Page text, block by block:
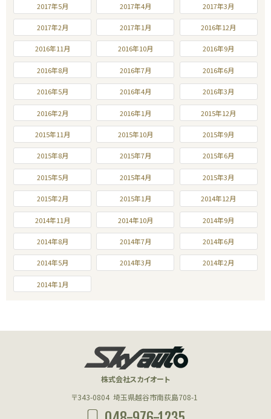
2017年5月 2017年4月 2017年3月
2017年2月 2017年1月 2016年12月
2016年11月 2016年10月 2016年9月
2016年8月 2016年7月 2016年6月
2016年5月 2016年4月 2016年3月
2016年2月 2016年1月 2015年12月
2015年11月 2015年10月 2015年9月
2015年8月 2015年7月 2015年6月
2015年5月 2015年4月 2015年3月
2015年2月 2015年1月 2014年12月
2014年11月 2014年10月 2014年9月
2014年8月 2014年7月 2014年6月
2014年5月 2014年3月 2014年2月
2014年1月
株式会社スカイオート
〒343-0804 埼玉県越谷市南荻島708-1